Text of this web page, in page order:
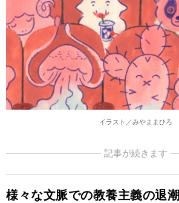
イラスト／みやままひろ
記事が続きます
様々な文脈での教養主義の退潮